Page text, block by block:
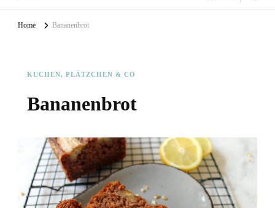
Home Bananenbrot
KUCHEN, PLÄTZCHEN & CO
Bananenbrot